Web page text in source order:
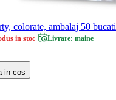
colorate, ambalaj 50 bucati
in stoc Livrare: maine
in cos